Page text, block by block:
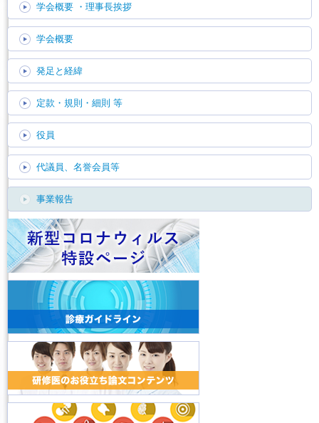
学会概要 ・理事長挨拶
学会概要
発足と経緯
定款・規則・細則 等
役員
代議員、名誉会員等
事業報告